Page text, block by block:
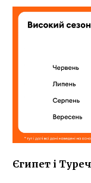
Єгипет і